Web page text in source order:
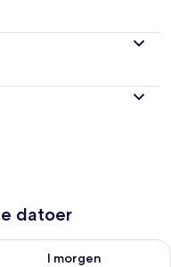
datoer
aug. 10
I morgen
tilgængelighed for i